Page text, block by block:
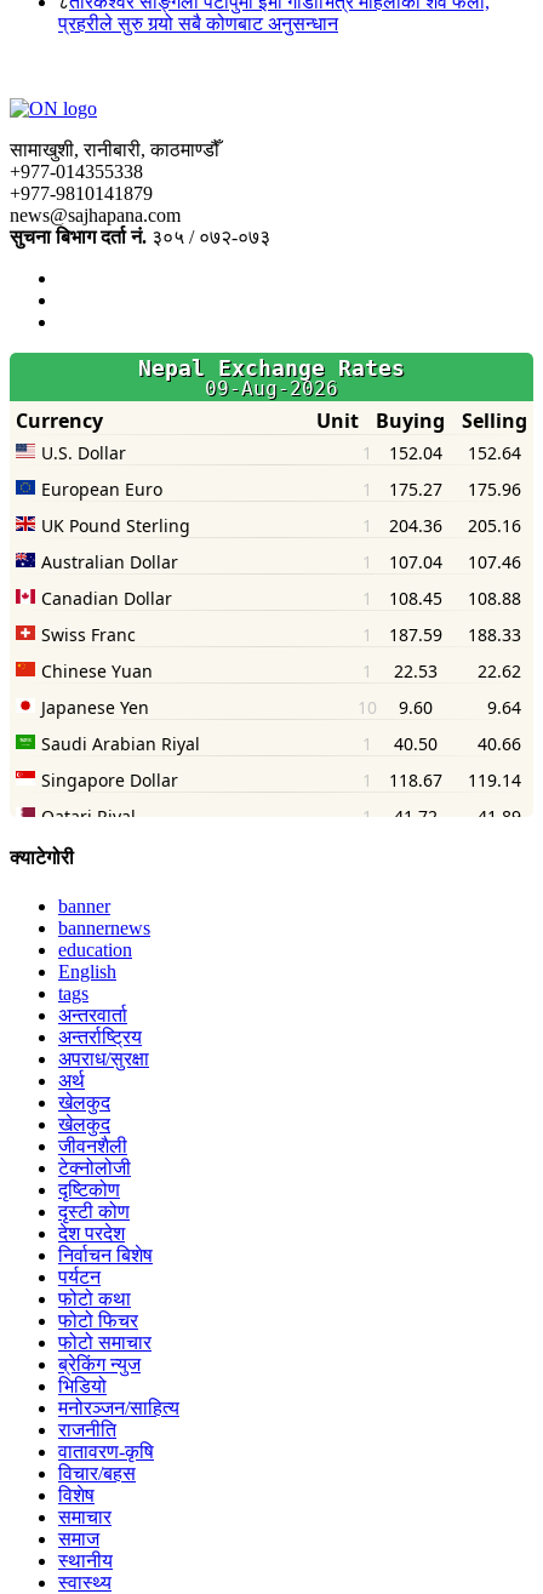
प्रहरीले सुरु गर्‍यो सबै कोणबाट अनुसन्धान
सामाखुशी, रानीबारी, काठमाण्डौँ
+977-014355338
+977-9810141879
news@sajhapana.com
सुचना बिभाग दर्ता नं. ३०५ / ०७२-०७३
क्याटेगोरी
banner
bannernews
education
English
tags
अन्तरवार्ता
अन्तर्राष्ट्रिय
अपराध/सुरक्षा
अर्थ
खेलकुद
खेलकुद
जीवनशैली
टेक्नोलोजी
दृष्टिकोण
दृस्टी कोण
देश परदेश
निर्वाचन बिशेष
पर्यटन
फोटो कथा
फोटो फिचर
फोटो समाचार
ब्रेकिंग न्युज
भिडियो
मनोरञ्जन/साहित्य
राजनीति
वातावरण-कृषि
विचार/बहस
विशेष
समाचार
समाज
स्थानीय
स्वास्थ्य